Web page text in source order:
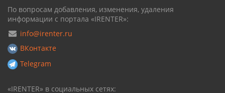
По вопросам добавления, изменения, удаления
информации с портала «IRENTER»:
info@irenter.ru
ВКонтакте
Telegram
«IRENTER» в социальных сетях: